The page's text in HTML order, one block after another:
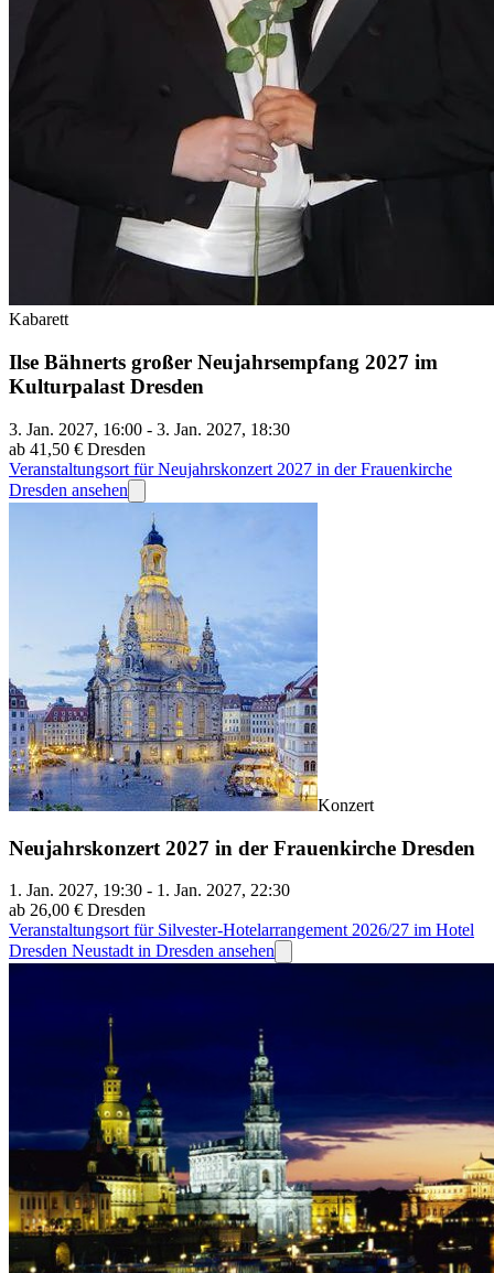
Kabarett
Ilse Bähnerts großer Neujahrsempfang 2027 im
Kulturpalast Dresden
3. Jan. 2027, 16:00 - 3. Jan. 2027, 18:30
ab 41,50 € Dresden
Veranstaltungsort für Neujahrskonzert 2027 in der Frauenkirche
Dresden ansehen
Konzert
Neujahrskonzert 2027 in der Frauenkirche Dresden
1. Jan. 2027, 19:30 - 1. Jan. 2027, 22:30
ab 26,00 € Dresden
Veranstaltungsort für Silvester-Hotelarrangement 2026/27 im Hotel
Dresden Neustadt in Dresden ansehen